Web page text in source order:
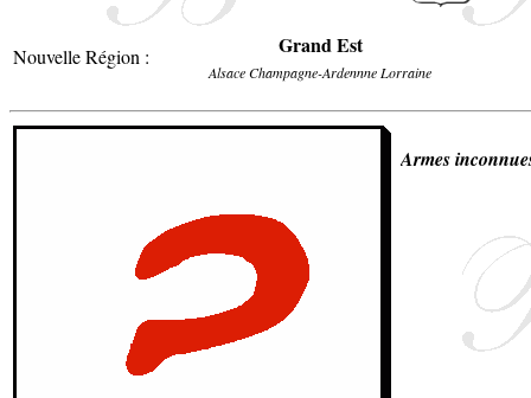
Nouvelle Région : Grand Est
Alsace Champagne-Ardennne Lorraine
Armes